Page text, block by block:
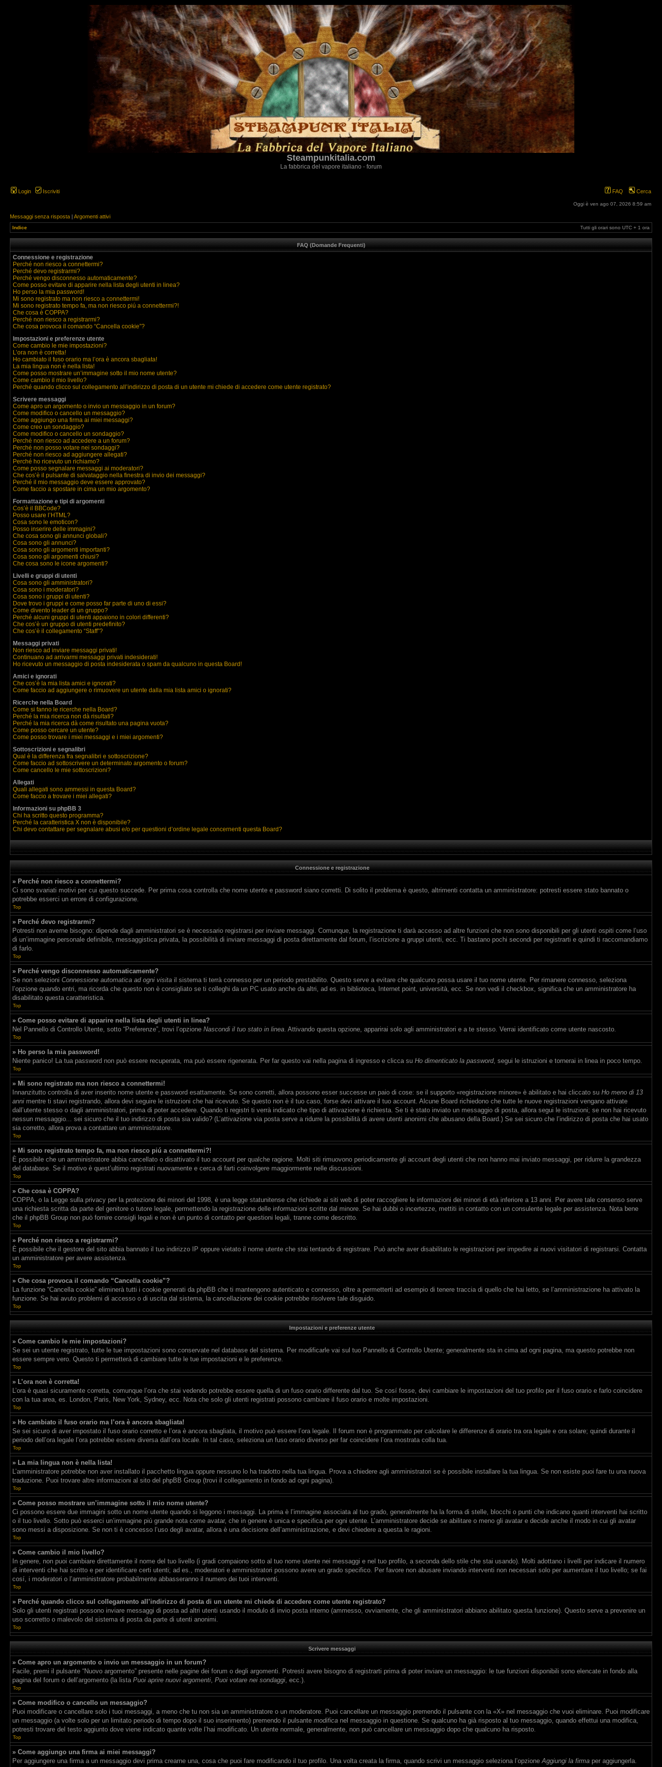
Steampunkitalia.com
La fabbrica del vapore italiano - forum
Login Iscriviti FAQ Cerca
Oggi è ven ago 07, 2026 8:59 am
Messaggi senza risposta | Argomenti attivi
Indice Tutti gli orari sono UTC + 1 ora
FAQ (Domande Frequenti)
Connessione e registrazione
Perché non riesco a connettermi?
Perché devo registrarmi?
Perché vengo disconnesso automaticamente?
Come posso evitare di apparire nella lista degli utenti in linea?
Ho perso la mia password!
Mi sono registrato ma non riesco a connettermi!
Mi sono registrato tempo fa, ma non riesco piú a connettermi?!
Che cosa è COPPA?
Perché non riesco a registrarmi?
Che cosa provoca il comando “Cancella cookie”?
Impostazioni e preferenze utente
Come cambio le mie impostazioni?
L’ora non è corretta!
Ho cambiato il fuso orario ma l’ora è ancora sbagliata!
La mia lingua non è nella lista!
Come posso mostrare un’immagine sotto il mio nome utente?
Come cambio il mio livello?
Perché quando clicco sul collegamento all’indirizzo di posta di un utente mi chiede di accedere come utente registrato?
Scrivere messaggi
Come apro un argomento o invio un messaggio in un forum?
Come modifico o cancello un messaggio?
Come aggiungo una firma ai miei messaggi?
Come creo un sondaggio?
Come modifico o cancello un sondaggio?
Perché non riesco ad accedere a un forum?
Perché non posso votare nei sondaggi?
Perché non riesco ad aggiungere allegati?
Perché ho ricevuto un richiamo?
Come posso segnalare messaggi ai moderatori?
Che cos’è il pulsante di salvataggio nella finestra di invio dei messaggi?
Perché il mio messaggio deve essere approvato?
Come faccio a spostare in cima un mio argomento?
Formattazione e tipi di argomenti
Cos’è il BBCode?
Posso usare l’HTML?
Cosa sono le emoticon?
Posso inserire delle immagini?
Che cosa sono gli annunci globali?
Cosa sono gli annunci?
Cosa sono gli argomenti importanti?
Cosa sono gli argomenti chiusi?
Che cosa sono le icone argomenti?
Livelli e gruppi di utenti
Cosa sono gli amministratori?
Cosa sono i moderatori?
Cosa sono i gruppi di utenti?
Dove trovo i gruppi e come posso far parte di uno di essi?
Come divento leader di un gruppo?
Perché alcuni gruppi di utenti appaiono in colori differenti?
Che cos’è un gruppo di utenti predefinito?
Che cos’è il collegamento “Staff”?
Messaggi privati
Non riesco ad inviare messaggi privati!
Continuano ad arrivarmi messaggi privati indesiderati!
Ho ricevuto un messaggio di posta indesiderata o spam da qualcuno in questa Board!
Amici e ignorati
Che cos’è la mia lista amici e ignorati?
Come faccio ad aggiungere o rimuovere un utente dalla mia lista amici o ignorati?
Ricerche nella Board
Come si fanno le ricerche nella Board?
Perché la mia ricerca non dà risultati?
Perché la mia ricerca dà come risultato una pagina vuota?
Come posso cercare un utente?
Come posso trovare i miei messaggi e i miei argomenti?
Sottoscrizioni e segnalibri
Qual è la differenza fra segnalibri e sottoscrizione?
Come faccio ad sottoscrivere un determinato argomento o forum?
Come cancello le mie sottoscrizioni?
Allegati
Quali allegati sono ammessi in questa Board?
Come faccio a trovare i miei allegati?
Informazioni su phpBB 3
Chi ha scritto questo programma?
Perché la caratteristica X non è disponibile?
Chi devo contattare per segnalare abusi e/o per questioni d’ordine legale concernenti questa Board?
Connessione e registrazione
» Perché non riesco a connettermi?
Ci sono svariati motivi per cui questo succede. Per prima cosa controlla che nome utente e password siano corretti. Di solito il problema è questo, altrimenti contatta un amministratore: potresti essere stato bannato o
potrebbe esserci un errore di configurazione.
Top
» Perché devo registrarmi?
Potresti non averne bisogno: dipende dagli amministratori se è necessario registrarsi per inviare messaggi. Comunque, la registrazione ti darà accesso ad altre funzioni che non sono disponibili per gli utenti ospiti come l’uso
di un’immagine personale definibile, messaggistica privata, la possibilità di inviare messaggi di posta direttamente dal forum, l’iscrizione a gruppi utenti, ecc. Ti bastano pochi secondi per registrarti e quindi ti raccomandiamo
di farlo.
Top
» Perché vengo disconnesso automaticamente?
Se non selezioni Connessione automatica ad ogni visita il sistema ti terrà connesso per un periodo prestabilito. Questo serve a evitare che qualcuno possa usare il tuo nome utente. Per rimanere connesso, seleziona
l’opzione quando entri, ma ricorda che questo non è consigliato se ti colleghi da un PC usato anche da altri, ad es. in biblioteca, Internet point, università, ecc. Se non vedi il checkbox, significa che un amministratore ha
disabilitato questa caratteristica.
Top
» Come posso evitare di apparire nella lista degli utenti in linea?
Nel Pannello di Controllo Utente, sotto “Preferenze”, trovi l’opzione Nascondi il tuo stato in linea. Attivando questa opzione, apparirai solo agli amministratori e a te stesso. Verrai identificato come utente nascosto.
Top
» Ho perso la mia password!
Niente panico! La tua password non può essere recuperata, ma può essere rigenerata. Per far questo vai nella pagina di ingresso e clicca su Ho dimenticato la password, segui le istruzioni e tornerai in linea in poco tempo.
Top
» Mi sono registrato ma non riesco a connettermi!
Innanzitutto controlla di aver inserito nome utente e password esattamente. Se sono corretti, allora possono esser successe un paio di cose: se il supporto «registrazione minore» è abilitato e hai cliccato su Ho meno di 13
anni mentre ti stavi registrando, allora devi seguire le istruzioni che hai ricevuto. Se questo non è il tuo caso, forse devi attivare il tuo account. Alcune Board richiedono che tutte le nuove registrazioni vengano attivate
dall’utente stesso o dagli amministratori, prima di poter accedere. Quando ti registri ti verrà indicato che tipo di attivazione è richiesta. Se ti è stato inviato un messaggio di posta, allora segui le istruzioni; se non hai ricevuto
nessun messaggio... sei sicuro che il tuo indirizzo di posta sia valido? (L’attivazione via posta serve a ridurre la possibilità di avere utenti anonimi che abusano della Board.) Se sei sicuro che l’indirizzo di posta che hai usato
sia corretto, allora prova a contattare un amministratore.
Top
» Mi sono registrato tempo fa, ma non riesco piú a connettermi?!
È possibile che un amministratore abbia cancellato o disattivato il tuo account per qualche ragione. Molti siti rimuovono periodicamente gli account degli utenti che non hanno mai inviato messaggi, per ridurre la grandezza
del database. Se il motivo è quest’ultimo registrati nuovamente e cerca di farti coinvolgere maggiormente nelle discussioni.
Top
» Che cosa è COPPA?
COPPA, o la Legge sulla privacy per la protezione dei minori del 1998, è una legge statunitense che richiede ai siti web di poter raccogliere le informazioni dei minori di età inferiore a 13 anni. Per avere tale consenso serve
una richiesta scritta da parte del genitore o tutore legale, permettendo la registrazione delle informazioni scritte dal minore. Se hai dubbi o incertezze, mettiti in contatto con un consulente legale per assistenza. Nota bene
che il phpBB Group non può fornire consigli legali e non è un punto di contatto per questioni legali, tranne come descritto.
Top
» Perché non riesco a registrarmi?
È possibile che il gestore del sito abbia bannato il tuo indirizzo IP oppure vietato il nome utente che stai tentando di registrare. Può anche aver disabilitato le registrazioni per impedire ai nuovi visitatori di registrarsi. Contatta
un amministratore per avere assistenza.
Top
» Che cosa provoca il comando “Cancella cookie”?
La funzione “Cancella cookie” eliminerà tutti i cookie generati da phpBB che ti mantengono autenticato e connesso, oltre a permetterti ad esempio di tenere traccia di quello che hai letto, se l’amministrazione ha attivato la
funzione. Se hai avuto problemi di accesso o di uscita dal sistema, la cancellazione dei cookie potrebbe risolvere tale disguido.
Top
Impostazioni e preferenze utente
» Come cambio le mie impostazioni?
Se sei un utente registrato, tutte le tue impostazioni sono conservate nel database del sistema. Per modificarle vai sul tuo Pannello di Controllo Utente; generalmente sta in cima ad ogni pagina, ma questo potrebbe non
essere sempre vero. Questo ti permetterà di cambiare tutte le tue impostazioni e le preferenze.
Top
» L’ora non è corretta!
L’ora è quasi sicuramente corretta, comunque l’ora che stai vedendo potrebbe essere quella di un fuso orario differente dal tuo. Se cosí fosse, devi cambiare le impostazioni del tuo profilo per il fuso orario e farlo coincidere
con la tua area, es. London, Paris, New York, Sydney, ecc. Nota che solo gli utenti registrati possono cambiare il fuso orario e molte impostazioni.
Top
» Ho cambiato il fuso orario ma l’ora è ancora sbagliata!
Se sei sicuro di aver impostato il fuso orario corretto e l’ora è ancora sbagliata, il motivo può essere l’ora legale. Il forum non è programmato per calcolare le differenze di orario tra ora legale e ora solare; quindi durante il
periodo dell’ora legale l’ora potrebbe essere diversa dall’ora locale. In tal caso, seleziona un fuso orario diverso per far coincidere l’ora mostrata colla tua.
Top
» La mia lingua non è nella lista!
L’amministratore potrebbe non aver installato il pacchetto lingua oppure nessuno lo ha tradotto nella tua lingua. Prova a chiedere agli amministratori se è possibile installare la tua lingua. Se non esiste puoi fare tu una nuova
traduzione. Puoi trovare altre informazioni al sito del phpBB Group (trovi il collegamento in fondo ad ogni pagina).
Top
» Come posso mostrare un’immagine sotto il mio nome utente?
Ci possono essere due immagini sotto un nome utente quando si leggono i messaggi. La prima è l’immagine associata al tuo grado, generalmente ha la forma di stelle, blocchi o punti che indicano quanti interventi hai scritto
o il tuo livello. Sotto può esserci un’immagine piú grande nota come avatar, che in genere è unica e specifica per ogni utente. L’amministratore decide se abilitare o meno gli avatar e decide anche il modo in cui gli avatar
sono messi a disposizione. Se non ti è concesso l’uso degli avatar, allora è una decisione dell’amministrazione, e devi chiedere a questa le ragioni.
Top
» Come cambio il mio livello?
In genere, non puoi cambiare direttamente il nome del tuo livello (i gradi compaiono sotto al tuo nome utente nei messaggi e nel tuo profilo, a seconda dello stile che stai usando). Molti adottano i livelli per indicare il numero
di interventi che hai scritto e per identificare certi utenti; ad es., moderatori e amministratori possono avere un grado specifico. Per favore non abusare inviando interventi non necessari solo per aumentare il tuo livello; se fai
cosí, i moderatori o l’amministratore probabilmente abbasseranno il numero dei tuoi interventi.
Top
» Perché quando clicco sul collegamento all’indirizzo di posta di un utente mi chiede di accedere come utente registrato?
Solo gli utenti registrati possono inviare messaggi di posta ad altri utenti usando il modulo di invio posta interno (ammesso, ovviamente, che gli amministratori abbiano abilitato questa funzione). Questo serve a prevenire un
uso scorretto o malevolo del sistema di posta da parte di utenti anonimi.
Top
Scrivere messaggi
» Come apro un argomento o invio un messaggio in un forum?
Facile, premi il pulsante “Nuovo argomento” presente nelle pagine dei forum o degli argomenti. Potresti avere bisogno di registrarti prima di poter inviare un messaggio: le tue funzioni disponibili sono elencate in fondo alla
pagina del forum o dell’argomento (la lista Puoi aprire nuovi argomenti, Puoi votare nei sondaggi, ecc.).
Top
» Come modifico o cancello un messaggio?
Puoi modificare o cancellare solo i tuoi messaggi, a meno che tu non sia un amministratore o un moderatore. Puoi cancellare un messaggio premendo il pulsante con la «X» nel messaggio che vuoi eliminare. Puoi modificare
un messaggio (a volte solo per un limitato periodo di tempo dopo il suo inserimento) premendo il pulsante modifica nel messaggio in questione. Se qualcuno ha già risposto al tuo messaggio, quando effettui una modifica,
potresti trovare del testo aggiunto dove viene indicato quante volte l’hai modificato. Un utente normale, generalmente, non può cancellare un messaggio dopo che qualcuno ha risposto.
Top
» Come aggiungo una firma ai miei messaggi?
Per aggiungere una firma a un messaggio devi prima crearne una, cosa che puoi fare modificando il tuo profilo. Una volta creata la firma, quando scrivi un messaggio seleziona l’opzioneAggiungi la firma per aggiungerla.